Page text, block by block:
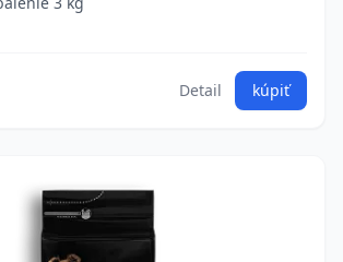
Detail kúpiť